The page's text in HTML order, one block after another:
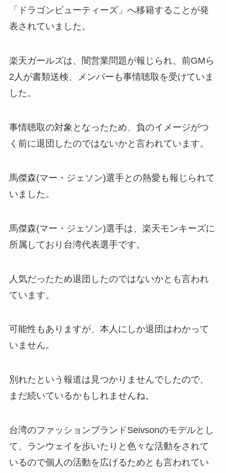
「ドラゴンビューティーズ」へ移籍することが発
表されていました。
楽天ガールズは、闇営業問題が報じられ、前GMら
2人が書類送検、メンバーも事情聴取を受けていま
した。
事情聴取の対象となったため、負のイメージがつ
く前に退団したのではないかと言われています。
馬傑森(マー・ジェソン)選手との熱愛も報じられて
いました。
馬傑森(マー・ジェソン)選手は、楽天モンキーズに
所属しており台湾代表選手です。
人気だったため退団したのではないかとも言われ
ています。
可能性もありますが、本人にしか退団はわかって
いません。
別れたという報道は見つかりませんでしたので、
まだ続いているかもしれませんね。
台湾のファッションブランドSeivsonのモデルとし
て、ランウェイを歩いたりと色々な活動をされて
いるので個人の活動を広げるためとも言われてい